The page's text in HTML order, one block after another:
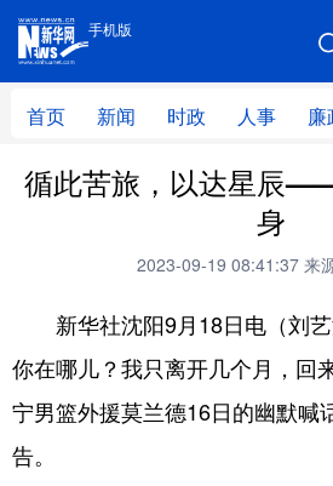
手机版
首页 新闻 时政 人事 廉
手机版
网站地图
首页 新闻
体育 视频
地方频道
循此苦旅，以达星辰
身
2023-09-19 08:41:37 来
新华社沈阳9月18日电（刘艺
你在哪儿？我只离开几个月，回
宁男篮外援莫兰德16日的幽默喊
告。